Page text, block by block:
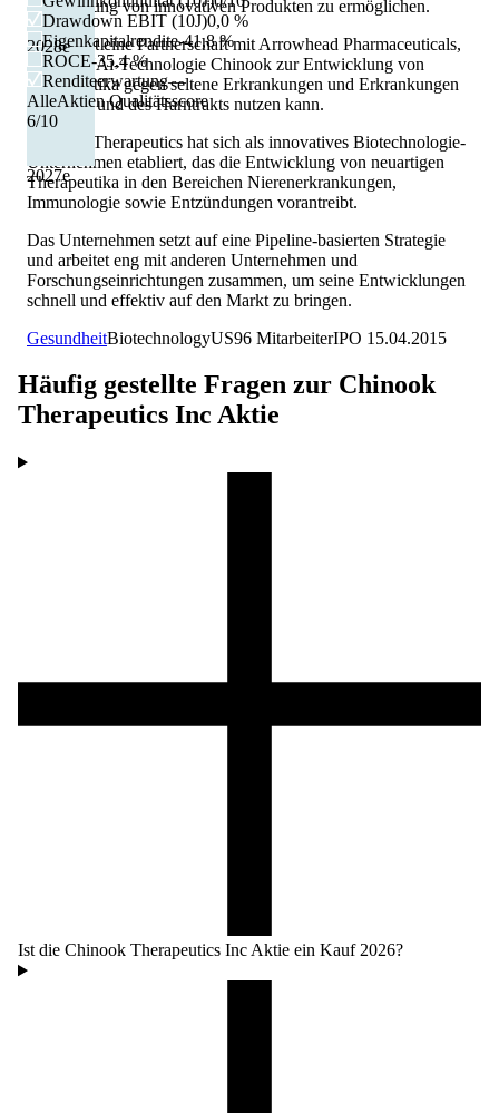
2028e
2027e
Drawdown EBIT (10J)0,0 %
Eigenkapitalrendite-41,8 %
ROCE-35,4 %
Renditeerwartung—
AlleAktien Qualitätsscore
6/10
Vermarktung von innovativen Produkten zu ermöglichen.
So besteht eine Partnerschaft mit Arrowhead Pharmaceuticals,
deren RNAi-Technologie Chinook zur Entwicklung von
Therapeutika gegen seltene Erkrankungen und Erkrankungen
der Niere und des Harntrakts nutzen kann.
Chinook Therapeutics hat sich als innovatives Biotechnologie-
Unternehmen etabliert, das die Entwicklung von neuartigen
Therapeutika in den Bereichen Nierenerkrankungen,
Immunologie sowie Entzündungen vorantreibt.
Das Unternehmen setzt auf eine Pipeline-basierten Strategie
und arbeitet eng mit anderen Unternehmen und
Forschungseinrichtungen zusammen, um seine Entwicklungen
schnell und effektiv auf den Markt zu bringen.
GesundheitBiotechnologyUS96 MitarbeiterIPO 15.04.2015
Häufig gestellte Fragen zur Chinook
Therapeutics Inc Aktie
Ist die Chinook Therapeutics Inc Aktie ein Kauf 2026?